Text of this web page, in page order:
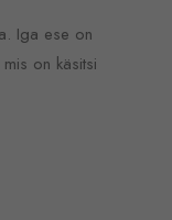
Iga ese on
on käsitsi